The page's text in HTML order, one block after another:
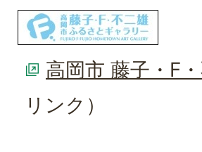
高岡市 藤子・F
リンク）